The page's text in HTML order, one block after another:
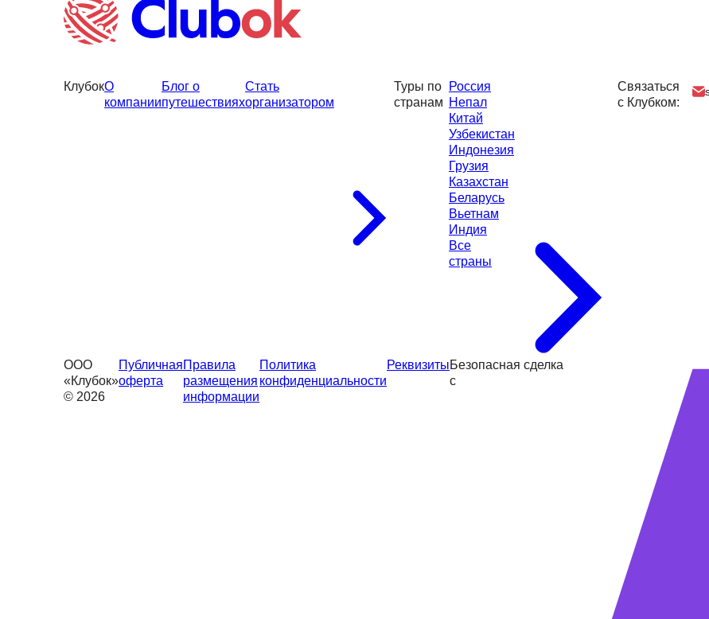
КлубокО
компании
Блог о
путешествиях
Стать
организатором
Туры по
странам
Россия
Непал
Китай
Узбекистан
Индонезия
Грузия
Казахстан
Беларусь
Вьетнам
Индия
Все
страны
Связаться
с Клубком:
ООО
«Клубок»
© 2026
Публичная
оферта
Правила
размещения
информации
Политика
конфиденциальности
РеквизитыБезопасная сделка
с